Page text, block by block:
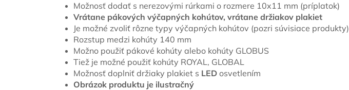
Možnosť dodať s nerezovými rúrkami o rozmere 10x11 mm (príplatok)
Vrátane pákových výčapných kohútov, vrátane držiakov plakiet
Je možné zvoliť rôzne typy výčapných kohútov (pozri súvisiace produkty)
Rozstup medzi kohúty 140 mm
Možno použiť pákové kohúty alebo kohúty GLOBUS
Tiež je možné použiť kohúty ROYAL, GLOBAL
Možnosť doplniť držiaky plakiet s LED osvetlením
Obrázok produktu je ilustračný